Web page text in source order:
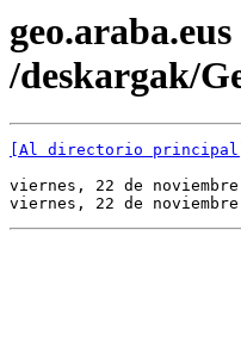
geo.araba.eus
/deskargak/
[Al directorio principal]
viernes, 22 de
viernes, 22 de